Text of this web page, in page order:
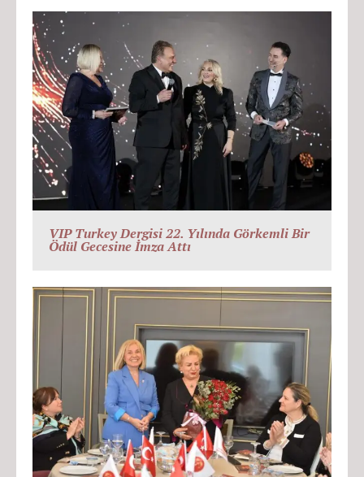
VIP Turkey Dergisi 22. Yılında Görkemli Bir
Ödül Gecesine İmza Attı